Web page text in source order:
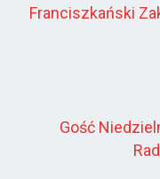
Franciszkański
Gość